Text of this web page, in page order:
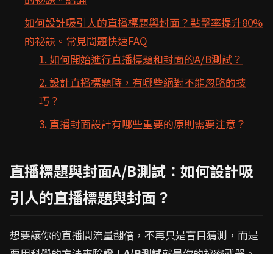
如何設計吸引人的直播標題與封面？點擊率提升80%
的祕訣。常見問題快速FAQ
1. 如何開始進行直播標題和封面的A/B測試？
2. 設計直播標題時，有哪些絕對不能忽略的技
巧？
3. 直播封面設計有哪些重要的原則需要注意？
直播標題與封面A/B測試：如何設計吸
引人的直播標題與封面？
想要讓你的直播間流量翻倍，不再只是盲目猜測，而是